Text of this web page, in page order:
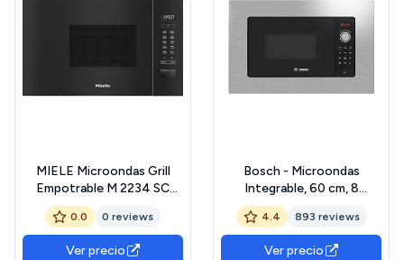
MIELE Microondas Grill
Empotrable M 2234 SC
Negro
0.0 0 reviews
Ver precio
Bosch - Microondas
Integrable, 60 cm, 8
programas automáticos,
Display LED, Acero,
BEL623MS3
4.4 893 reviews
Ver precio